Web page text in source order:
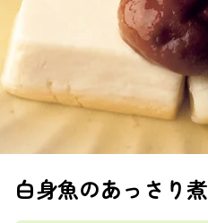
白身魚のあっさり煮